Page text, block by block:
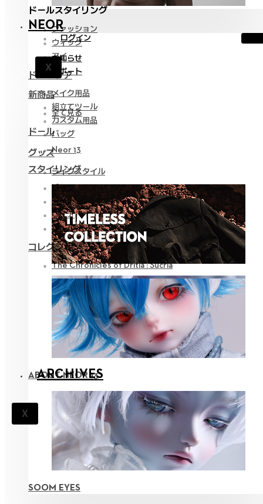
ドールスタイリング
ファッション
ウィッグ
アイ
ドールケア
メイク用品
組立てツール
カスタム用品
バッグ
グッズ
ライフスタイル
ARCHIVES
X
NEOR
ログイン
X
お知らせ
サポート
新商品
全て見る
ドール
Neor 13
スタイリング
パーツ
アイ
ウェア
ツール
コレクション
The Chronicles of Dritia : Sucria
ABOUT NEOR 13
SOOM EYES